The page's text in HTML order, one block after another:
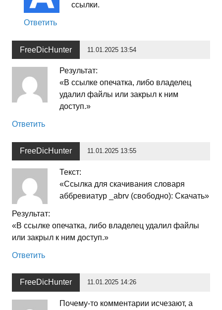
ссылки.
Ответить
FreeDicHunter 11.01.2025 13:54
Результат:
«В ссылке опечатка, либо владелец
удалил файлы или закрыл к ним
доступ.»
Ответить
FreeDicHunter 11.01.2025 13:55
Текст:
«Ссылка для скачивания словаря
аббревиатур _abrv (свободно): Скачать»
Результат:
«В ссылке опечатка, либо владелец удалил файлы
или закрыл к ним доступ.»
Ответить
FreeDicHunter 11.01.2025 14:26
Почему-то комментарии исчезают, а